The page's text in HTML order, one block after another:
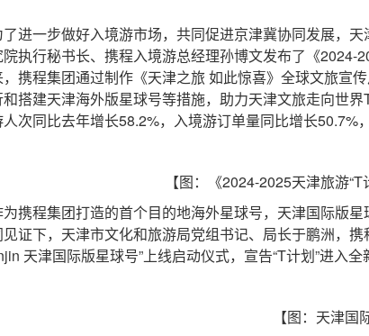
一步做好入境游市场，共同促进京津冀协同发展，天
执行秘书长、携程入境游总经理孙博文发布了《2024-
携程集团通过制作《天津之旅 如此惊喜》全球文旅宣
搭建天津海外版星球号等措施，助力天津文旅走向世
次同比去年增长58.2%，入境游订单量同比增长50.7%
【图：《2024-2025天津旅游
程集团打造的首个目的地海外星球号，天津国际版星
证下，天津市文化和旅游局党组书记、局长于鹏洲，
天津国际版星球号”上线启动仪式，宣告“T计划”进入全
【图：天津国